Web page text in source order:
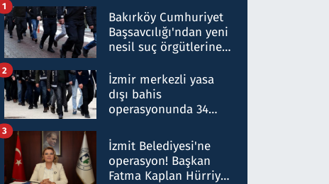
Bakırköy Cumhuriyet
Başsavcılığı'ndan yeni
nesil suç örgütlerine
hakkında gözaltı kararı
1
İzmir merkezli yasa
dışı bahis
operasyonunda 34
Milyar liralık para
trafiği tespit edildi
2
İzmit Belediyesi'ne
operasyon! Başkan
Fatma Kaplan Hürriyet
3